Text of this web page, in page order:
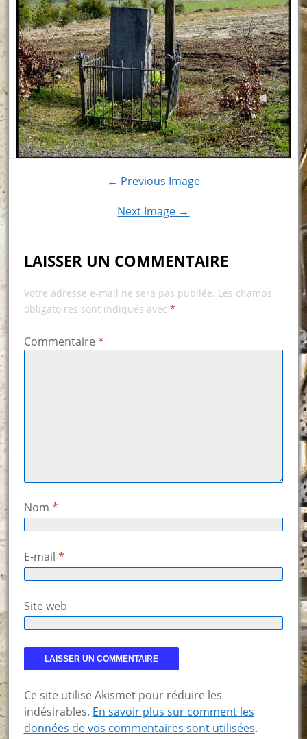
← Previous Image
Next Image →
LAISSER UN COMMENTAIRE
Votre adresse e-mail ne sera pas publiée. Les champs
obligatoires sont indiqués avec *
Commentaire *
Nom *
E-mail *
Site web
Ce site utilise Akismet pour réduire les
indésirables. En savoir plus sur comment les
données de vos commentaires sont utilisées.